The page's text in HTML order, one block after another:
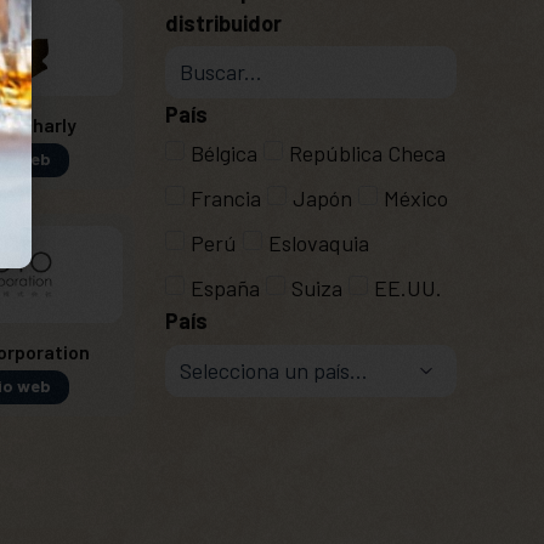
Charly
web
web
distribuidor
País
Bélgica
República Checa
Francia
Japón
México
Perú
Eslovaquia
España
Suiza
EE.UU.
País